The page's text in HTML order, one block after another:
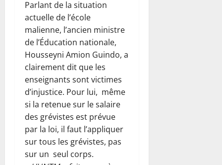
Parlant de la situation
actuelle de l’école
malienne, l’ancien ministre
de l’Éducation nationale,
Housseyni Amion Guindo, a
clairement dit que les
enseignants sont victimes
d’injustice. Pour lui, même
si la retenue sur le salaire
des grévistes est prévue
par la loi, il faut l’appliquer
sur tous les grévistes, pas
sur un seul corps.